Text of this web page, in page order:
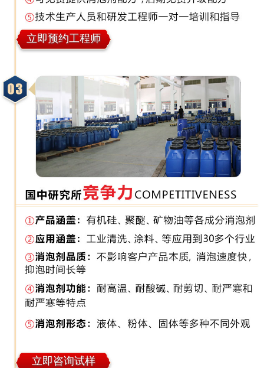
立即预约工程师
立即咨询试样